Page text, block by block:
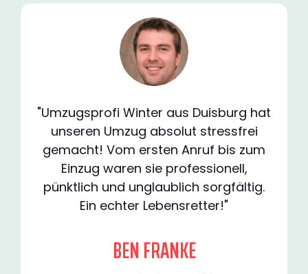
"Umzugsprofi Winter aus Duisburg hat
unseren Umzug absolut stressfrei
gemacht! Vom ersten Anruf bis zum
Einzug waren sie professionell,
pünktlich und unglaublich sorgfältig.
Ein echter Lebensretter!"
BEN FRANKE